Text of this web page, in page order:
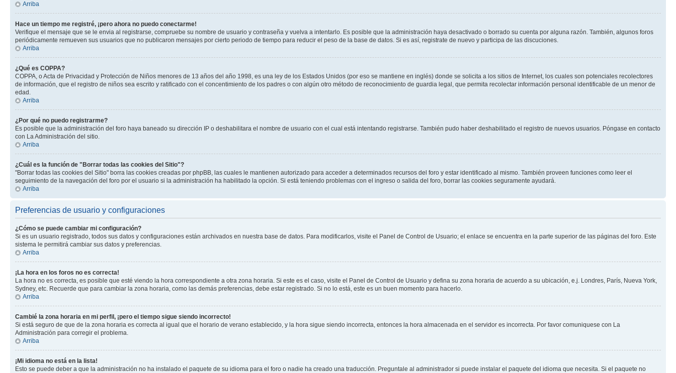
Arriba
Hace un tiempo me registré, ¡pero ahora no puedo conectarme!
Verifique el mensaje que se le envia al registrarse, compruebe su nombre de usuario y contraseña y vuelva a intentarlo. Es posible que la administración haya desactivado o borrado su cuenta por alguna razón. También, algunos foros
periódicamente remueven sus usuarios que no publicaron mensajes por cierto periodo de tiempo para reducir el peso de la base de datos. Si es así, registrate de nuevo y participa de las discuciones.
Arriba
¿Qué es COPPA?
COPPA, o Acta de Privacidad y Protección de Niños menores de 13 años del año 1998, es una ley de los Estados Unidos (por eso se mantiene en inglés) donde se solicita a los sitios de Internet, los cuales son potenciales recolectores
de información, que el registro de niños sea escrito y ratificado con el concentimiento de los padres o con algún otro método de reconocimiento de guardia legal, que permita recolectar información personal identificable de un menor de
edad.
Arriba
¿Por qué no puedo registrarme?
Es posible que la administración del foro haya baneado su dirección IP o deshabilitara el nombre de usuario con el cual está intentando registrarse. También pudo haber deshabilitado el registro de nuevos usuarios. Póngase en contacto
con La Administración del sitio.
Arriba
¿Cuál es la función de "Borrar todas las cookies del Sitio"?
"Borrar todas las cookies del Sitio" borra las cookies creadas por phpBB, las cuales le mantienen autorizado para acceder a determinados recursos del foro y estar identificado al mismo. También proveen funciones como leer el
seguimiento de la navegación del foro por el usuario si la administración ha habilitado la opción. Si está teniendo problemas con el ingreso o salida del foro, borrar las cookies seguramente ayudará.
Arriba
Preferencias de usuario y configuraciones
¿Cómo se puede cambiar mi configuración?
Si es un usuario registrado, todos sus datos y configuraciones están archivados en nuestra base de datos. Para modificarlos, visite el Panel de Control de Usuario; el enlace se encuentra en la parte superior de las páginas del foro. Este
sistema le permitirá cambiar sus datos y preferencias.
Arriba
¡La hora en los foros no es correcta!
La hora no es correcta, es posible que esté viendo la hora correspondiente a otra zona horaria. Si este es el caso, visite el Panel de Control de Usuario y defina su zona horaria de acuerdo a su ubicación, e.j. Londres, París, Nueva York,
Sydney, etc. Recuerde que para cambiar la zona horaria, como las demás preferencias, debe estar registrado. Si no lo está, este es un buen momento para hacerlo.
Arriba
Cambié la zona horaria en mi perfil, ¡pero el tiempo sigue siendo incorrecto!
Si está seguro de que de la zona horaria es correcta al igual que el horario de verano establecido, y la hora sigue siendo incorrecta, entonces la hora almacenada en el servidor es incorrecta. Por favor comuniquese con La
Administración para corregir el problema.
Arriba
¡Mi idioma no está en la lista!
Esto se puede deber a que la administración no ha instalado el paquete de su idioma para el foro o nadie ha creado una traducción. Preguntale al administrador si puede instalar el paquete del idioma que necesita. Si el paquete no